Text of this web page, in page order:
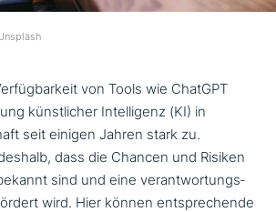
von Tools wie ChatGPT
künst­li­cher Intelligenz (KI) in
seit einigen Jahren stark zu.
dass die Chancen und Risiken
sind und eine ver­ant­wor­tungs­
wird. Hier können ent­spre­chen­de